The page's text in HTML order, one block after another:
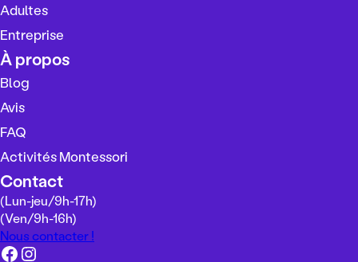
r
u
n
e
l
a
n
u
e
Adultes
Entreprise
À propos
Blog
Avis
FAQ
Activités Montessori
Contact
(Lun-jeu/9h-17h)
(Ven/9h-16h)
Nous contacter !
Facebook Instagram